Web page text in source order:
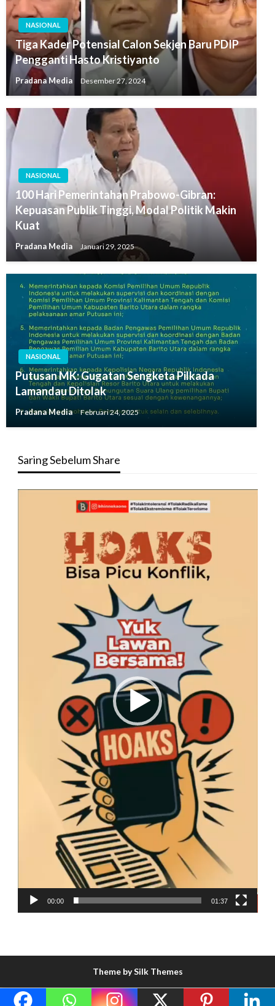
NASIONAL
Tiga Kader Potensial Calon Sekjen Baru PDIP
Pengganti Hasto Kristiyanto
Pradana Media Desember 27, 2024
NASIONAL
100 Hari Pemerintahan Prabowo-Gibran:
Kepuasan Publik Tinggi, Modal Politik Makin
Kuat
Pradana Media Januari 29, 2025
NASIONAL
Putusan MK: Gugatan Sengketa Pilkada
Lamandau Ditolak
Pradana Media Februari 24, 2025
Saring Sebelum Share
00:00 01:37
Theme by Silk Themes